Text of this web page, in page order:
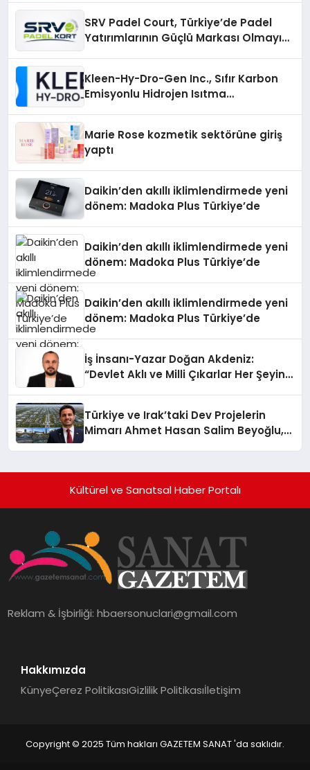
SRV Padel Court, Türkiye’de Padel
Yatırımlarının Güçlü Markası Olmayı
Kleen-Hy-Dro-Gen Inc., Sıfır Karbon
Emisyonlu Hidrojen Isıtma
Marie Rose kozmetik sektörüne giriş
yaptı
Daikin’den akıllı iklimlendirmede yeni
dönem: Madoka Plus Türkiye’de
Daikin’den akıllı iklimlendirmede yeni
dönem: Madoka Plus Türkiye’de
Daikin’den akıllı iklimlendirmede yeni
dönem: Madoka Plus Türkiye’de
İş İnsanı-Yazar Doğan Akdeniz:
“Devlet Aklı ve Milli Çıkarlar Her Şeyin
Türkiye ve Irak’taki Dev Projelerin
Mimarı Ahmet Hasan Salim Beyoğlu,
Hayata Geçirecek
Kültürel ve Sanatsal Haber Portalı
Reklam & İşbirliği:hbaersonuclari@gmail.com
Hakkımızda
KünyeÇerez PolitikasıGizlilik Politikasıİletişim
Copyright © 2025 Tüm hakları GAZETEM SANAT 'da saklıdır.